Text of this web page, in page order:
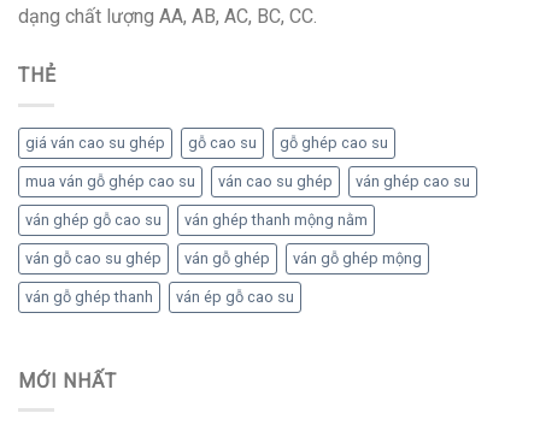
dạng chất lượng AA, AB, AC, BC, CC.
THẺ
giá ván cao su ghép gỗ cao su gỗ ghép cao su
mua ván gỗ ghép cao su ván cao su ghép ván ghép cao su
ván ghép gỗ cao su ván ghép thanh mộng nằm
ván gỗ cao su ghép ván gỗ ghép ván gỗ ghép mộng
ván gỗ ghép thanh ván ép gỗ cao su
MỚI NHẤT